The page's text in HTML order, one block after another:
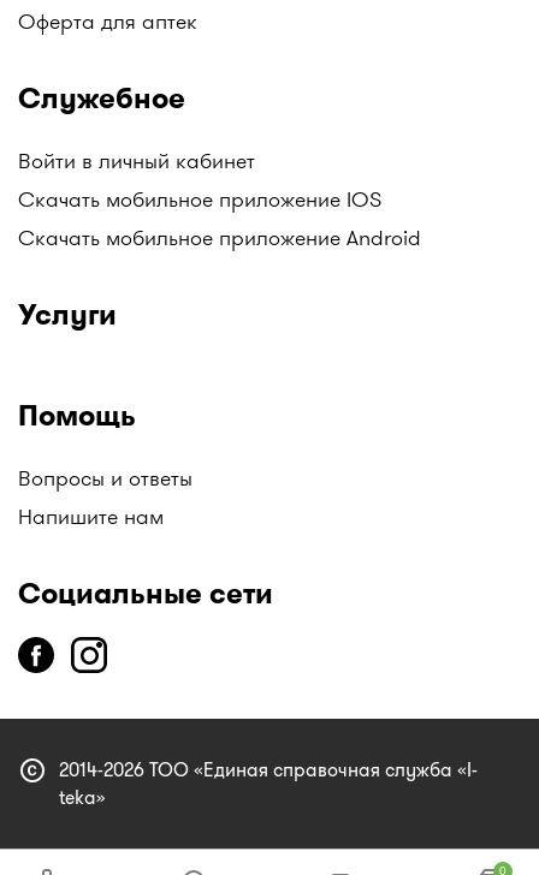
Оферта для аптек
Служебное
Войти в личный кабинет
Скачать мобильное приложение IOS
Скачать мобильное приложение Android
Услуги
Помощь
Вопросы и ответы
Напишите нам
Социальные сети
copyright 2014-2026 ТОО «Единая справочная служба «I-
teka»
0